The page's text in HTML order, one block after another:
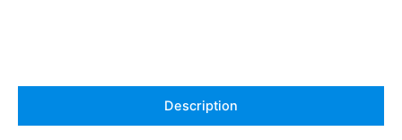
Description